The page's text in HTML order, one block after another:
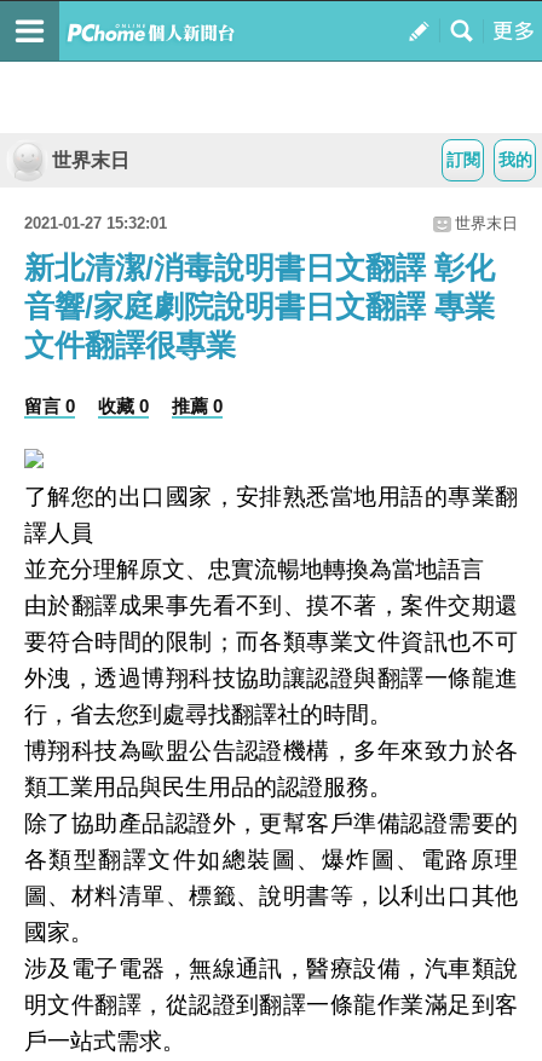
我的
訂閱
世界末日
2021-01-27 15:32:01 世界末日
新北清潔/消毒說明書日文翻譯 彰化
音響/家庭劇院說明書日文翻譯 專業
文件翻譯很專業
留言 0 收藏 0 推薦 0
了解您的出口國家，安排熟悉當地用語的專業翻
譯人員
並充分理解原文、忠實流暢地轉換為當地語言
由於翻譯成果事先看不到、摸不著，案件交期還
要符合時間的限制；而各類專業文件資訊也不可
外洩，透過博翔科技協助讓認證與翻譯一條龍進
行，省去您到處尋找翻譯社的時間。
博翔科技為歐盟公告認證機構，多年來致力於各
類工業用品與民生用品的認證服務。
除了協助產品認證外，更幫客戶準備認證需要的
各類型翻譯文件如總裝圖、爆炸圖、電路原理
圖、材料清單、標籤、說明書等，以利出口其他
國家。
涉及電子電器，無線通訊，醫療設備，汽車類說
明文件翻譯，從認證到翻譯一條龍作業滿足到客
戶一站式需求。